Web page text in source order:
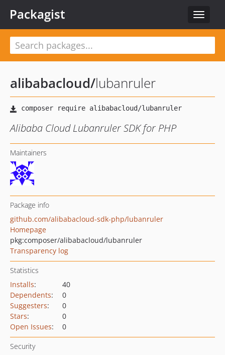
Toggle
Packagist
alibabacloud/lubanruler
Alibaba Cloud Lubanruler SDK for PHP
Maintainers
Package info
github.com/alibabacloud-sdk-php/lubanruler
Homepage
pkg:composer/alibabacloud/lubanruler
Transparency log
Statistics
Installs:
40
Dependents:
0
Suggesters:
0
Stars:
0
Open Issues: 0
Security